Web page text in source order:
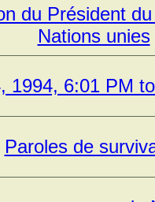
du Président
Nations unies
1994, 6:01 PM
Paroles de